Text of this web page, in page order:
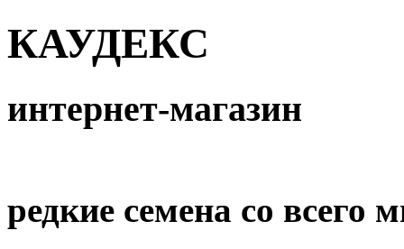
КАУДЕКС
интернет-магазин
редкие семена со всего